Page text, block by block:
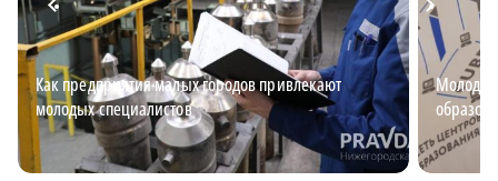
Как предприятия малых городов привлекают
молодых специалистов